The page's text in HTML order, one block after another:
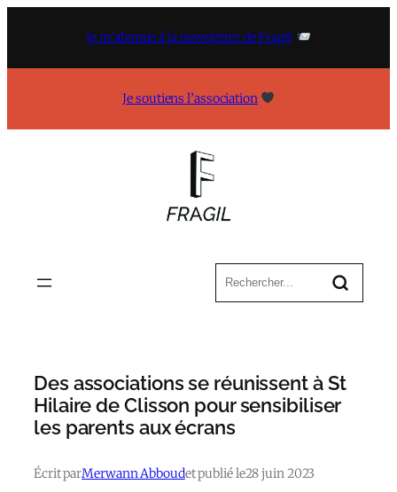
Je m’abonne à la newsletter de Fragil
Je soutiens l’association
Des associations se réunissent à St
Hilaire de Clisson pour sensibiliser
les parents aux écrans
Écrit parMerwann Abboudet publié le28 juin 2023